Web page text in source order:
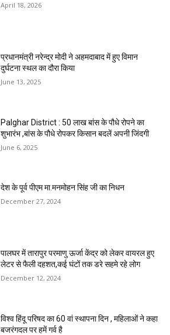
April 18, 2026
प्रधानमंत्री नरेन्द्र मोदी ने अहमदाबाद में हुए विमान
दुर्घटना स्थल का दौरा किया
June 13, 2025
Palghar District : 50 लाख बांस के पौधे रोपने का
शुभारंभ ,बांस के पौधे रोपकर किसान बदलें अपनी जिंदगी
June 6, 2025
देश के पूर्व पीएम मा.मनमोहन सिंह जी का निधन
December 27, 2024
पालघर में तारापुर परमाणु ऊर्जा केंद्र को लेकर वायरल हुए
लेटर से फैली दहशत,कई घंटों तक डरे सहमे रहे लोग
December 12, 2024
विश्व हिंदू परिषद का 60 वां स्थापना दिन , महिलाओं ने कहा
बजरंगदल पर हमें गर्व है